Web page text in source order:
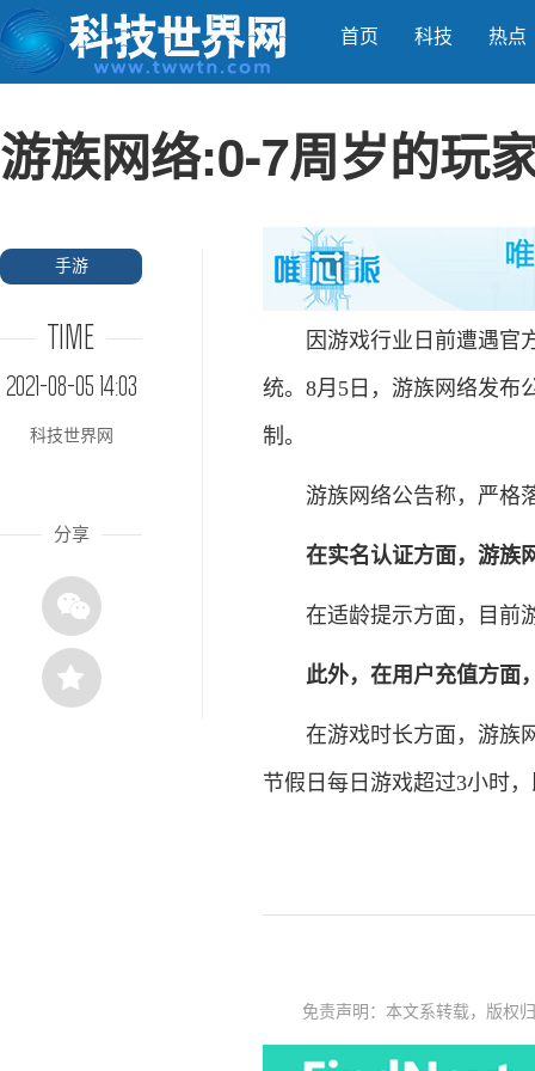
首页 科技 热点
游族网络:0-7周岁的玩
手游
TIME
2021-08-05 14:03
科技世界网
分享
因游戏行业日前遭遇官方
统。8月5日，游族网络发布
制。
游族网络公告称，严格落
在实名认证方面，游族
在适龄提示方面，目前游
此外，在用户充值方面
在游戏时长方面，游族网
节假日每日游戏超过3小时
免责声明：本文系转载，版权